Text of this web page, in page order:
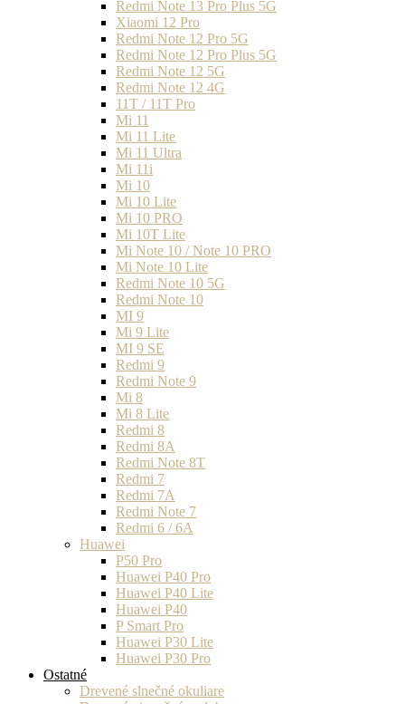
Redmi Note 13 Pro Plus 5G
Xiaomi 12 Pro
Redmi Note 12 Pro 5G
Redmi Note 12 Pro Plus 5G
Redmi Note 12 5G
Redmi Note 12 4G
11T / 11T Pro
Mi 11
Mi 11 Lite
Mi 11 Ultra
Mi 11i
Mi 10
Mi 10 Lite
Mi 10 PRO
Mi 10T Lite
Mi Note 10 / Note 10 PRO
Mi Note 10 Lite
Redmi Note 10 5G
Redmi Note 10
MI 9
Mi 9 Lite
MI 9 SE
Redmi 9
Redmi Note 9
Mi 8
Mi 8 Lite
Redmi 8
Redmi 8A
Redmi Note 8T
Redmi 7
Redmi 7A
Redmi Note 7
Redmi 6 / 6A
Huawei
P50 Pro
Huawei P40 Pro
Huawei P40 Lite
Huawei P40
P Smart Pro
Huawei P30 Lite
Huawei P30 Pro
Ostatné
Drevené slnečné okuliare